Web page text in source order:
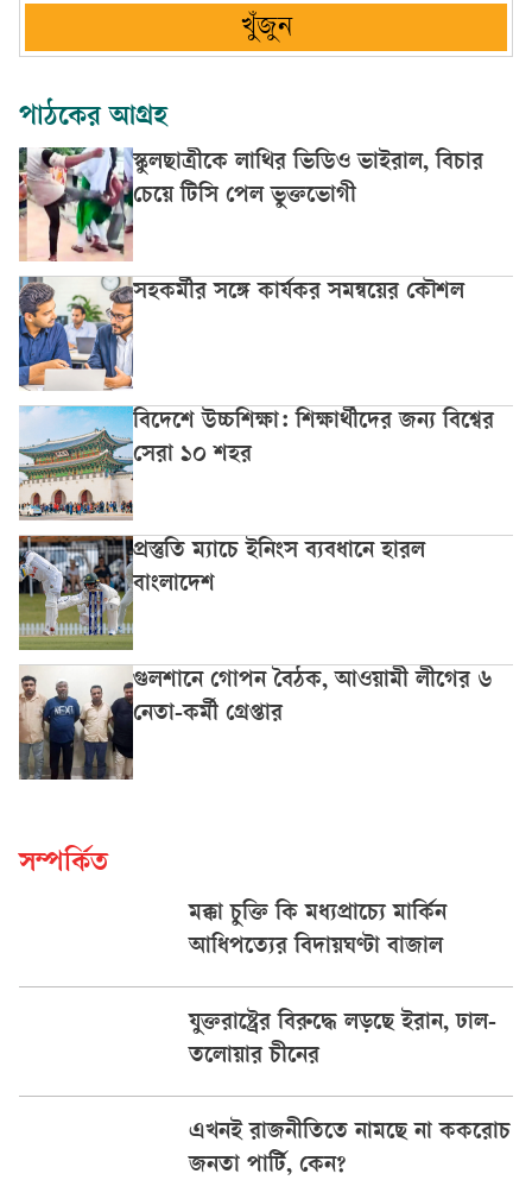
খুঁজুন
পাঠকের আগ্রহ
স্কুলছাত্রীকে লাথির ভিডিও ভাইরাল, বিচার
চেয়ে টিসি পেল ভুক্তভোগী
সহকর্মীর সঙ্গে কার্যকর সমন্বয়ের কৌশল
বিদেশে উচ্চশিক্ষা: শিক্ষার্থীদের জন্য বিশ্বের
সেরা ১০ শহর
প্রস্তুতি ম্যাচে ইনিংস ব্যবধানে হারল
বাংলাদেশ
গুলশানে গোপন বৈঠক, আওয়ামী লীগের ৬
নেতা-কর্মী গ্রেপ্তার
সম্পর্কিত
মক্কা চুক্তি কি মধ্যপ্রাচ্যে মার্কিন
আধিপত্যের বিদায়ঘণ্টা বাজাল
যুক্তরাষ্ট্রের বিরুদ্ধে লড়ছে ইরান, ঢাল-
তলোয়ার চীনের
এখনই রাজনীতিতে নামছে না ককরোচ
জনতা পার্টি, কেন?